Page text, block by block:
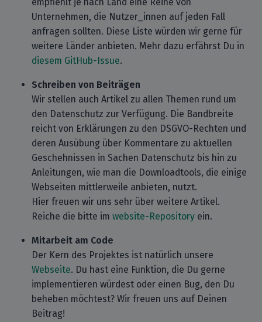
Unternehmen, die Nutzer_innen auf jeden Fall
anfragen sollten. Diese Liste würden wir gerne für
weitere Länder anbieten. Mehr dazu erfährst Du in
diesem GitHub-Issue.
Schreiben von Beiträgen
Wir stellen auch Artikel zu allen Themen rund um
den Datenschutz zur Verfügung. Die Bandbreite
reicht von Erklärungen zu den DSGVO-Rechten und
deren Ausübung über Kommentare zu aktuellen
Geschehnissen in Sachen Datenschutz bis hin zu
Anleitungen, wie man die Downloadtools, die einige
Webseiten mittlerweile anbieten, nutzt.
Hier freuen wir uns sehr über weitere Artikel.
Reiche die bitte imwebsite-Repository ein.
Mitarbeit am Code
Der Kern des Projektes ist natürlich unsere
Webseite. Du hast eine Funktion, die Du gerne
implementieren würdest oder einen Bug, den Du
beheben möchtest? Wir freuen uns auf Deinen
Beitrag!